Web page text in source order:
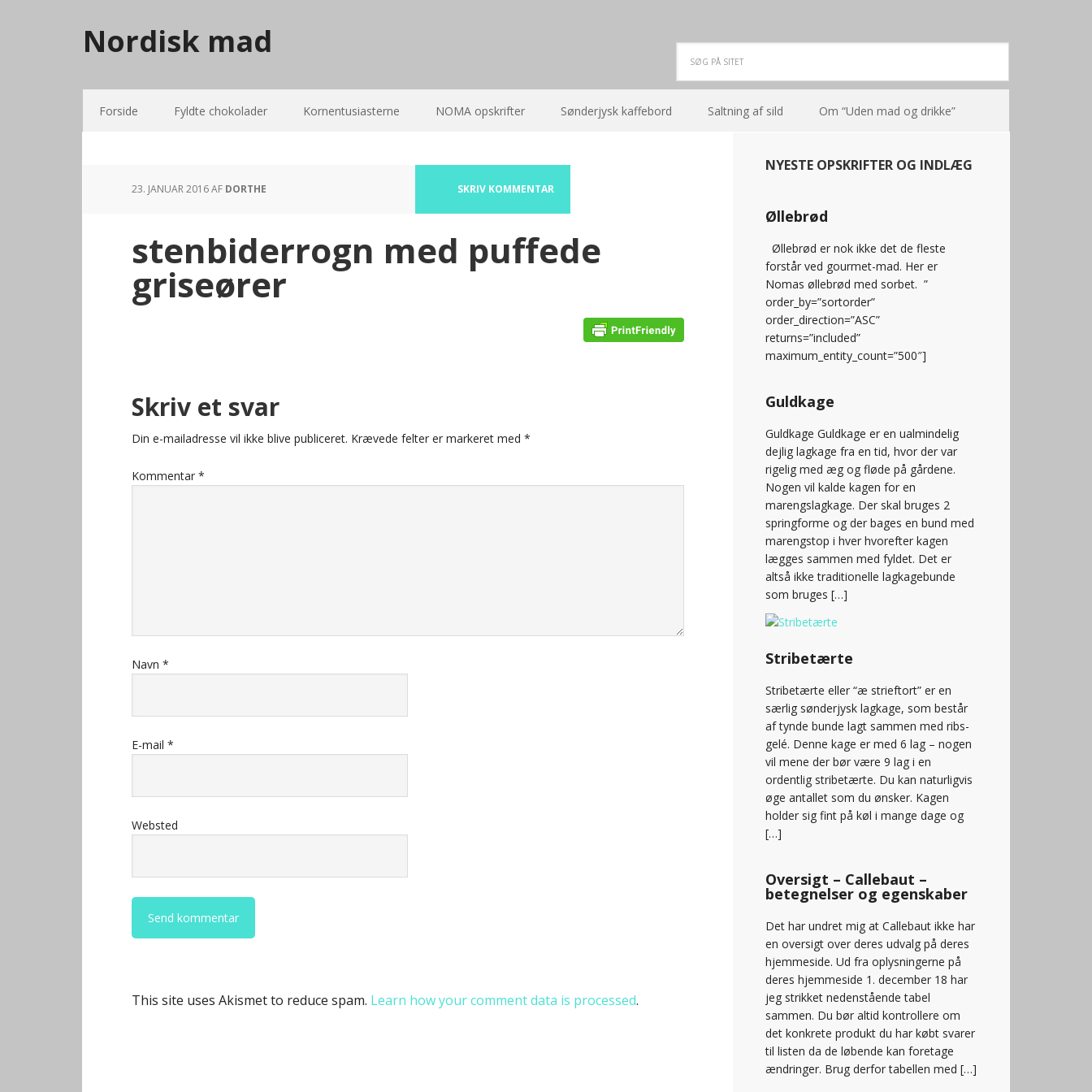
Nordisk mad
Forside Fyldte chokolader Kornentusiasterne NOMA opskrifter Sønderjysk kaffebord Saltning af sild Om “Uden mad og drikke”
23. JANUAR 2016AF DORTHE SKRIV KOMMENTAR
stenbiderrogn med puffede
griseører
Skriv et svar
Din e-mailadresse vil ikke blive publiceret. Krævede felter er markeret med *
Kommentar *
Navn *
E-mail *
Websted
This site uses Akismet to reduce spam. Learn how your comment data is processed.
NYESTE OPSKRIFTER OG INDLÆG
Øllebrød
Øllebrød er nok ikke det de fleste
forstår ved gourmet-mad. Her er
Nomas øllebrød med sorbet. ”
order_by=”sortorder”
order_direction=”ASC”
returns=”included”
maximum_entity_count=”500″]
Guldkage
Guldkage Guldkage er en ualmindelig
dejlig lagkage fra en tid, hvor der var
rigelig med æg og fløde på gårdene.
Nogen vil kalde kagen for en
marengslagkage. Der skal bruges 2
springforme og der bages en bund med
marengstop i hver hvorefter kagen
lægges sammen med fyldet. Det er
altså ikke traditionelle lagkagebunde
som bruges […]
Stribetærte
Stribetærte eller “æ strieftort” er en
særlig sønderjysk lagkage, som består
af tynde bunde lagt sammen med ribs-
gelé. Denne kage er med 6 lag – nogen
vil mene der bør være 9 lag i en
ordentlig stribetærte. Du kan naturligvis
øge antallet som du ønsker. Kagen
holder sig fint på køl i mange dage og
[…]
Oversigt – Callebaut –
betegnelser og egenskaber
Det har undret mig at Callebaut ikke har
en oversigt over deres udvalg på deres
hjemmeside. Ud fra oplysningerne på
deres hjemmeside 1. december 18 har
jeg strikket nedenstående tabel
sammen. Du bør altid kontrollere om
det konkrete produkt du har købt svarer
til listen da de løbende kan foretage
ændringer. Brug derfor tabellen med […]